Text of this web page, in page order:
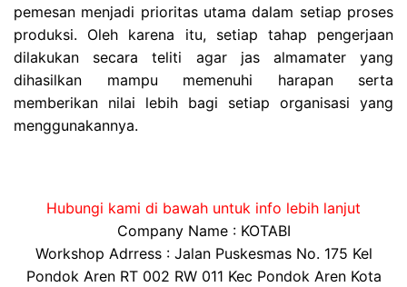
pemesan menjadi prioritas utama dalam setiap proses
produksi. Oleh karena itu, setiap tahap pengerjaan
dilakukan secara teliti agar jas almamater yang
dihasilkan mampu memenuhi harapan serta
memberikan nilai lebih bagi setiap organisasi yang
menggunakannya.
Hubungi kami di bawah untuk info lebih lanjut
Company Name : KOTABI
Workshop Adrress : Jalan Puskesmas No. 175 Kel
Pondok Aren RT 002 RW 011 Kec Pondok Aren Kota